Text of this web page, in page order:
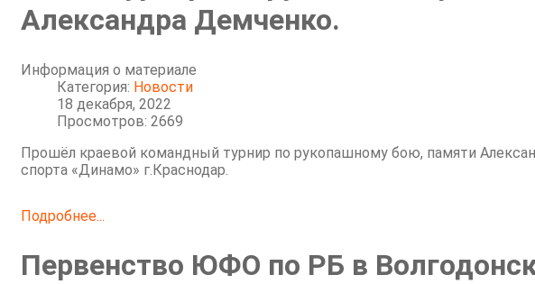
Александра Демченко.
Информация о материале
Категория: Новости
18 декабря, 2022
Просмотров: 2669
Прошёл краевой командный турнир по рукопашному бою, памяти
спорта «Динамо» г.Краснодар.
Подробнее...
Первенство ЮФО по РБ в